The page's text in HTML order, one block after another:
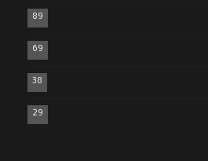
89
69
38
29